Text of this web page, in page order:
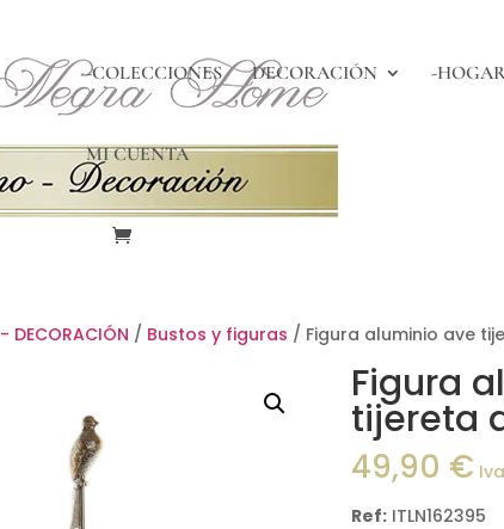
-COLECCIONES DECORACIÓN -
MI CUENTA
- DECORACIÓN / Bustos y figuras / Figura aluminio ave
Figura
tijereta
49,90 €
Ref: ITLN162395